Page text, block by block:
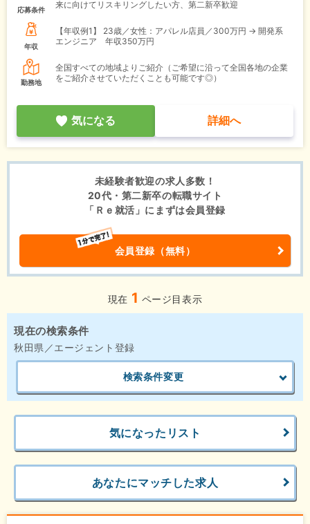
応募条件 来に向けてリスキリングしたい方、第二新卒歓迎
年収
【年収例1】
23歳／女性：アパレル店員／300万円 → 開発系
エンジニア 年収350万円
勤務地
全国すべての地域よりご紹介（ご希望に沿って全国各地の企業
をご紹介させていただくことも可能です◎）
気になる 詳細へ
未経験者歓迎の求人多数！
20代・第二新卒の転職サイト
「Ｒｅ就活」にまずは会員登録
会員登録（無料）
現在 1 ページ目表示
現在の検索条件
秋田県／エージェント登録
検索条件変更
気になったリスト
あなたにマッチした求人